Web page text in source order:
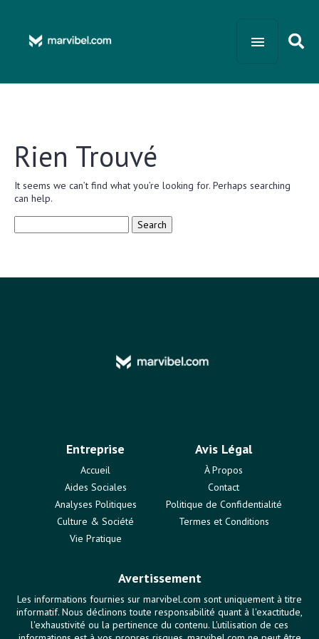
Rien Trouvé
It seems we can’t find what you’re looking for. Perhaps searching
can help.
Entreprise
Accueil
Aides Sociales
Analyses Politiques
Culture & Société
Vie Pratique
Avis Légal
À Propos
Contact
Politique de Confidentialité
Termes et Conditions
Avertissement
Les informations fournies sur marvibel.com sont uniquement à titre
informatif. Nous déclinons toute responsabilité quant à l'exactitude,
l'exhaustivité ou la pertinence du contenu. L'utilisation de ces